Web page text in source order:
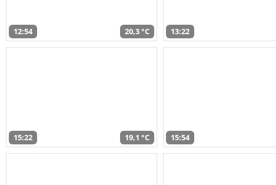
12:54 20,3 °C 13:22
15:22 19,1 °C 15:54